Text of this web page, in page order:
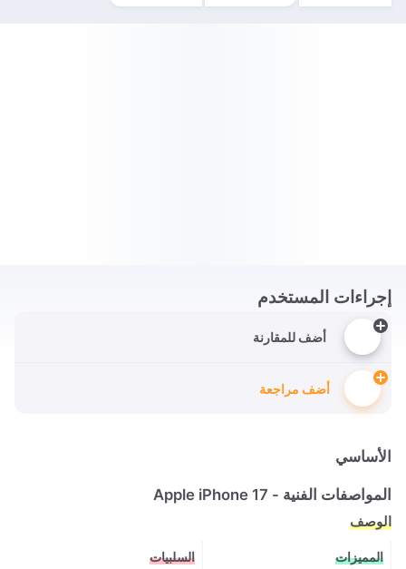
إجراءات المستخدم
أضف للمقارنة
أضف مراجعة
الأساسي
المواصفات الفنية - Apple iPhone 17
الوصف
المميزات السلبيات